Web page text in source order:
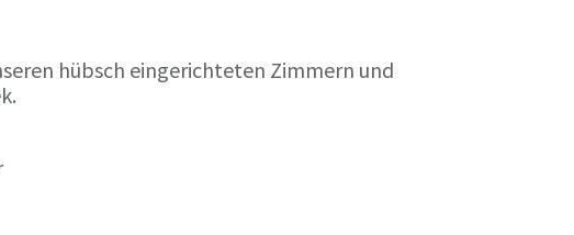
hübsch eingerichteten Zimmern und